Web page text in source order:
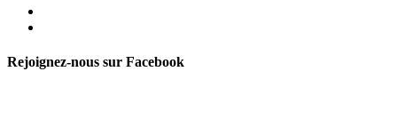
Rejoignez-nous sur Facebook